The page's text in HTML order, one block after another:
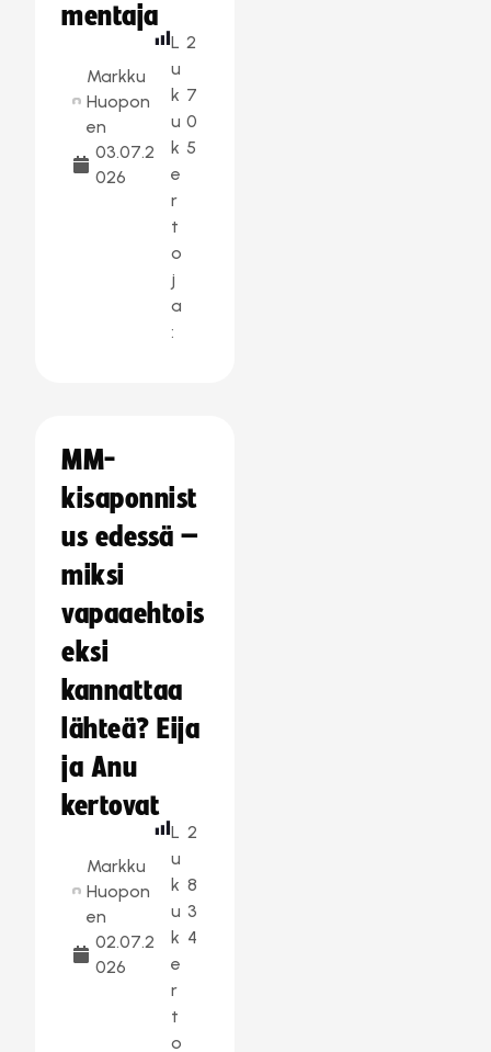
mentaja
Markku
Huopon
en
03.07.2
026
L
u
k
u
k
e
r
t
o
j
a
:
2
7
0
5
MM-
kisaponnist
us edessä –
miksi
vapaaehtois
eksi
kannattaa
lähteä? Eija
ja Anu
kertovat
Markku
Huopon
en
02.07.2
026
L
u
k
u
k
e
r
t
o
2
8
3
4